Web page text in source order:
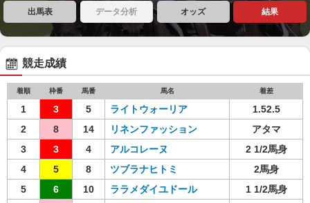
出馬表 データ分析 オッズ 結果
競走成績
着順 枠番 馬番 馬名 着差
1 3 5 ライトウォーリア
1.52.5
2
8 14 リネンファッション
アタマ
3
3 4 アルコレーヌ
2 1/2馬身
4
5 8 ツブラナヒトミ
2馬身
5
6 10 ララメダイユドール
1 1/2馬身